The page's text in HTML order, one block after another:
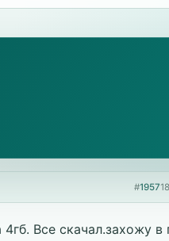
#1957
Все скачал.захожу в